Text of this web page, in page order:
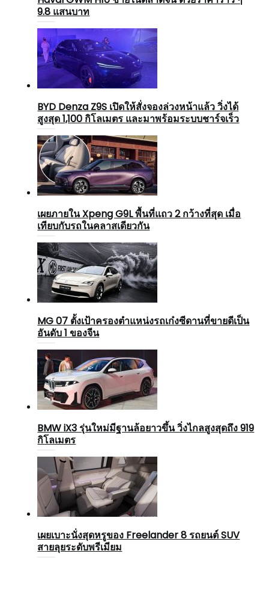
9.8 แสนบาท
BYD Denza Z9S เปิดให้สั่งจองล่วงหน้าแล้ว วิ่งได้
สูงสุด 1,100 กิโลเมตร และมาพร้อมระบบชาร์จเร็ว
เผยภายใน Xpeng G9L พื้นที่แถว 2 กว้างที่สุด เมื่อ
เทียบกับรถในคลาสเดียวกัน
MG 07 ตั้งเป้าครองตำแหน่งรถเก๋งซีดานที่ขายดีเป็น
อันดับ 1 ของจีน
BMW iX3 รุ่นใหม่มีฐานล้อยาวขึ้น วิ่งไกลสูงสุดถึง 919
กิโลเมตร
เผยเบาะนั่งสุดหรูของ Freelander 8 รถยนต์ SUV
สายลุยระดับพรีเมียม